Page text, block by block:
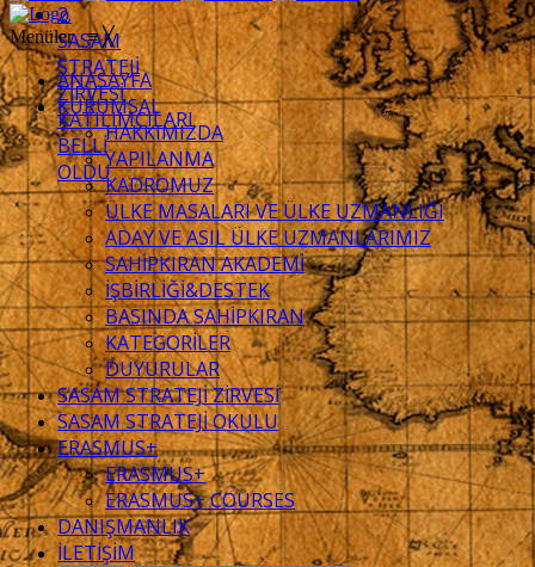
2.
SASAM
STRATEJİ
ZİRVESİ
KATILIMCILARI
BELLİ
OLDU
Menüler≡ ╳
ANASAYFA
KURUMSAL
HAKKIMIZDA
YAPILANMA
KADROMUZ
ÜLKE MASALARI VE ÜLKE UZMANLIĞI
ADAY VE ASIL ÜLKE UZMANLARIMIZ
SAHİPKIRAN AKADEMİ
İŞBİRLİĞİ&DESTEK
BASINDA SAHİPKIRAN
KATEGORİLER
DUYURULAR
SASAM STRATEJİ ZİRVESİ
SASAM STRATEJİ OKULU
ERASMUS+
ERASMUS+
ERASMUS+ COURSES
DANIŞMANLIK
İLETİŞİM